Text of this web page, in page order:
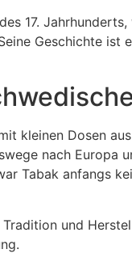
17.
Geschichte
kleinen Dosen
nach
Tabak anfangs
und